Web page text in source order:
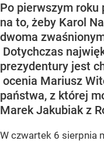
Po pierwszym roku
na to, żeby Karol
dwoma
Dotychczas
prezydentury jest
ocenia Mariusz
państwa, z której
Marek Jakubiak z
W czwartek 6 sierpnia